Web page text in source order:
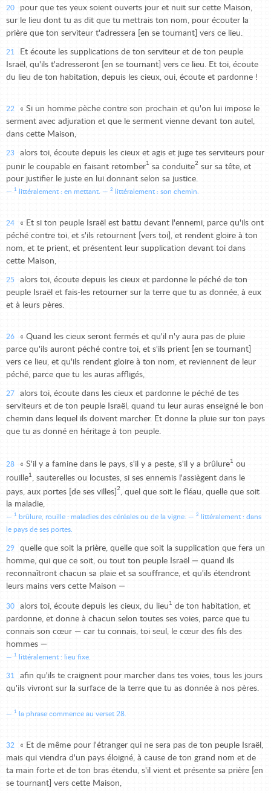
20
pour que tes yeux soient ouverts jour et nuit sur cette Maison,
sur le lieu dont tu as dit que tu mettrais ton nom, pour écouter la
prière que ton serviteur t'adressera [en se tournant] vers ce lieu.
21
Et écoute les supplications de ton serviteur et de ton peuple
Israël, qu'ils t'adresseront [en se tournant] vers ce lieu. Et toi, écoute
du lieu de ton habitation, depuis les cieux, oui, écoute et pardonne !
22
« Si un homme pèche contre son prochain et qu'on lui impose le
serment avec adjuration et que le serment vienne devant ton autel,
dans cette Maison,
23
alors toi, écoute depuis les cieux et agis et juge tes serviteurs pour
punir le coupable en faisant retomber1 sa conduite2 sur sa tête, et
pour justifier le juste en lui donnant selon sa justice.
1 littéralement : en mettant. 2 littéralement : son chemin.
24
« Et si ton peuple Israël est battu devant l'ennemi, parce qu'ils ont
péché contre toi, et s'ils retournent [vers toi], et rendent gloire à ton
nom, et te prient, et présentent leur supplication devant toi dans
cette Maison,
25
alors toi, écoute depuis les cieux et pardonne le péché de ton
peuple Israël et fais-les retourner sur la terre que tu as donnée, à eux
et à leurs pères.
26
« Quand les cieux seront fermés et qu'il n'y aura pas de pluie
parce qu'ils auront péché contre toi, et s'ils prient [en se tournant]
vers ce lieu, et qu'ils rendent gloire à ton nom, et reviennent de leur
péché, parce que tu les auras affligés,
27
alors toi, écoute dans les cieux et pardonne le péché de tes
serviteurs et de ton peuple Israël, quand tu leur auras enseigné le bon
chemin dans lequel ils doivent marcher. Et donne la pluie sur ton pays
que tu as donné en héritage à ton peuple.
28 « S'il y a famine dans le pays, s'il y a peste, s'il y a brûlure1 ou
rouille1
, sauterelles ou locustes, si ses ennemis l'assiègent dans le
pays, aux portes [de ses villes] 2
, quel que soit le fléau, quelle que soit
la maladie,
1 brûlure, rouille : maladies des céréales ou de la vigne. 2
littéralement : dans
le pays de ses portes.
29
quelle que soit la prière, quelle que soit la supplication que fera un
homme, qui que ce soit, ou tout ton peuple Israël — quand ils
reconnaîtront chacun sa plaie et sa souffrance, et qu'ils étendront
leurs mains vers cette Maison —
30 alors toi, écoute depuis les cieux, du lieu 1 de ton habitation, et
pardonne, et donne à chacun selon toutes ses voies, parce que tu
connais son cœur — car tu connais, toi seul, le cœur des fils des
hommes —
1 littéralement : lieu fixe.
31
afin qu'ils te craignent pour marcher dans tes voies, tous les jours
qu'ils vivront sur la surface de la terre que tu as donnée à nos pères.
1 la phrase commence au verset 28.
32
« Et de même pour l'étranger qui ne sera pas de ton peuple Israël,
mais qui viendra d'un pays éloigné, à cause de ton grand nom et de
ta main forte et de ton bras étendu, s'il vient et présente sa prière [en
se tournant] vers cette Maison,